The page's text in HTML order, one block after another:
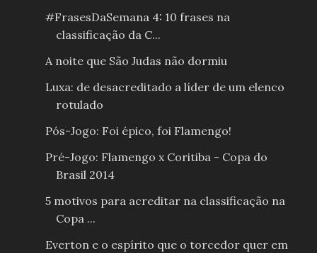
#FrasesDaSemana 4: 10 frases na
classificação da C...
A noite que São Judas não dormiu
Luxa: de desacreditado a líder de um elenco
rotulado
Pós-Jogo: Foi épico, foi Flamengo!
Pré-Jogo: Flamengo x Coritiba - Copa do
Brasil 2014
5 motivos para acreditar na classificação na
Copa ...
Everton e o espírito que o torcedor quer em